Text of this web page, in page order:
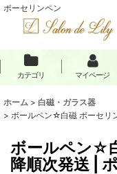
ポーセリンペン
カテゴリ マイページ
ホーム > 白磁・ガラス器
> ボールペン☆白磁 ポーセリ
ボールペン☆
降順次発送 |